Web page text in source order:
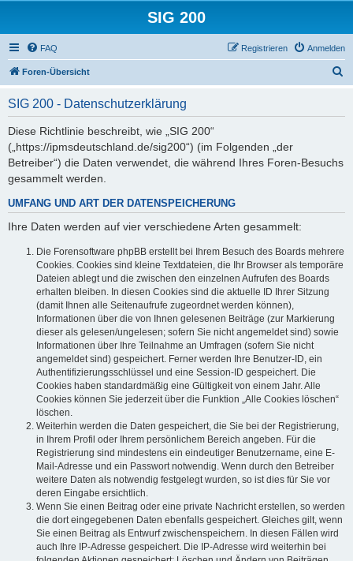
SIG 200
FAQ Anmelden
Registrieren
Foren-Übersicht
SIG 200 - Datenschutzerklärung
Diese Richtlinie beschreibt, wie „SIG 200“
(„https://ipmsdeutschland.de/sig200“) (im Folgenden „der
Betreiber“) die Daten verwendet, die während Ihres Foren-Besuchs
gesammelt werden.
UMFANG UND ART DER DATENSPEICHERUNG
Ihre Daten werden auf vier verschiedene Arten gesammelt:
Die Forensoftware phpBB erstellt bei Ihrem Besuch des Boards mehrere
Cookies. Cookies sind kleine Textdateien, die Ihr Browser als temporäre
Dateien ablegt und die zwischen den einzelnen Aufrufen des Boards
erhalten bleiben. In diesen Cookies sind die aktuelle ID Ihrer Sitzung
(damit Ihnen alle Seitenaufrufe zugeordnet werden können),
Informationen über die von Ihnen gelesenen Beiträge (zur Markierung
dieser als gelesen/ungelesen; sofern Sie nicht angemeldet sind) sowie
Informationen über Ihre Teilnahme an Umfragen (sofern Sie nicht
angemeldet sind) gespeichert. Ferner werden Ihre Benutzer-ID, ein
Authentifizierungsschlüssel und eine Session-ID gespeichert. Die
Cookies haben standardmäßig eine Gültigkeit von einem Jahr. Alle
Cookies können Sie jederzeit über die Funktion „Alle Cookies löschen“
löschen.
Weiterhin werden die Daten gespeichert, die Sie bei der Registrierung,
in Ihrem Profil oder Ihrem persönlichem Bereich angeben. Für die
Registrierung sind mindestens ein eindeutiger Benutzername, eine E-
Mail-Adresse und ein Passwort notwendig. Wenn durch den Betreiber
weitere Daten als notwendig festgelegt wurden, so ist dies für Sie vor
deren Eingabe ersichtlich.
Wenn Sie einen Beitrag oder eine private Nachricht erstellen, so werden
die dort eingegebenen Daten ebenfalls gespeichert. Gleiches gilt, wenn
Sie einen Beitrag als Entwurf zwischenspeichern. In diesen Fällen wird
auch Ihre IP-Adresse gespeichert. Die IP-Adresse wird weiterhin bei